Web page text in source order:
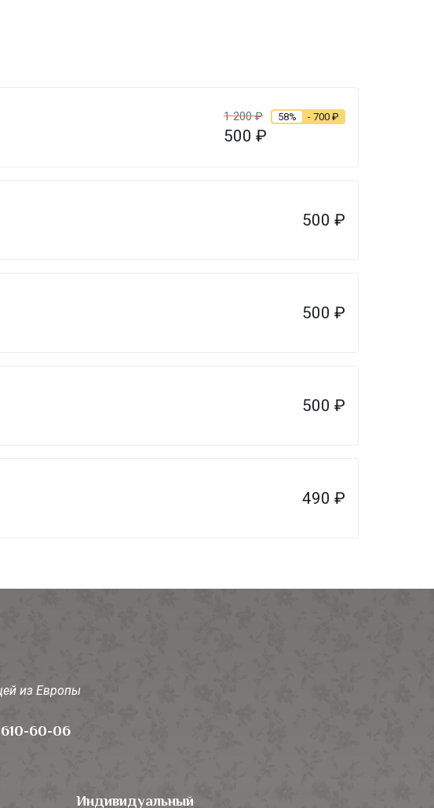
1 200₽ 58% - 700 ₽
500 ₽
500 ₽
500 ₽
500 ₽
490 ₽
из Европы
610-60-06
Индивидуальный